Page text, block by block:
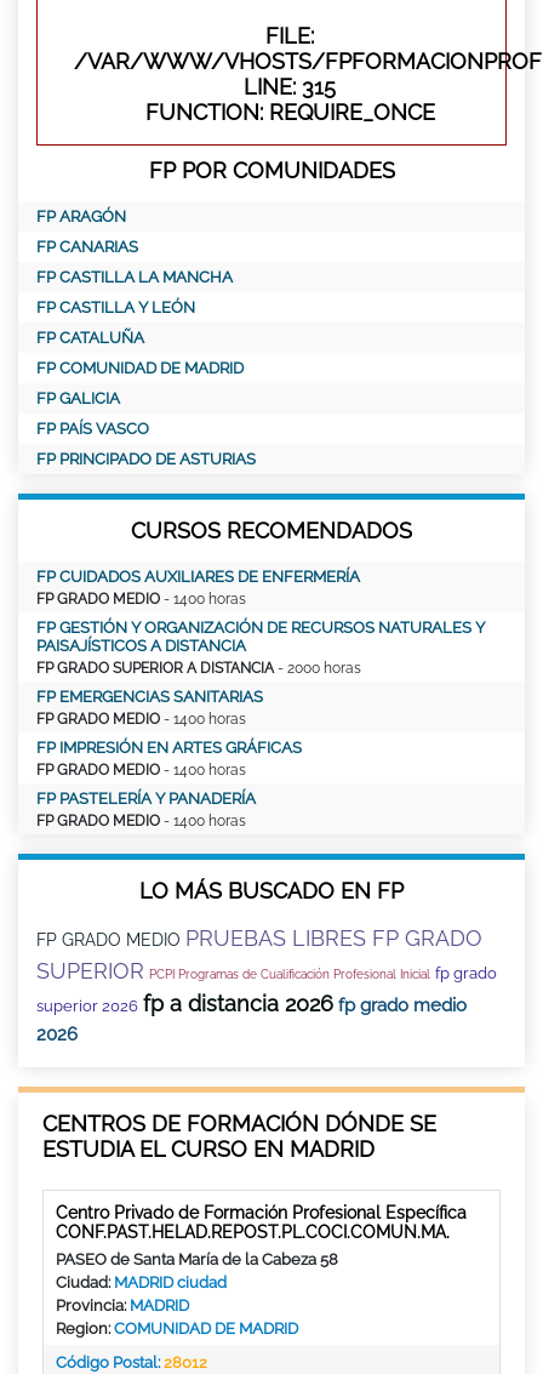
FILE:
/VAR/WWW/VHOSTS/
LINE: 315
FUNCTION: REQUIRE_ONCE
FP POR COMUNIDADES
FP ARAGÓN
FP CANARIAS
FP CASTILLA LA MANCHA
FP CASTILLA Y LEÓN
FP CATALUÑA
FP COMUNIDAD DE MADRID
FP GALICIA
FP PAÍS VASCO
FP PRINCIPADO DE ASTURIAS
CURSOS RECOMENDADOS
FP CUIDADOS AUXILIARES DE ENFERMERÍA
FP GRADO MEDIO - 1400 horas
FP GESTIÓN Y ORGANIZACIÓN DE RECURSOS NATURALES Y
PAISAJÍSTICOS A DISTANCIA
FP GRADO SUPERIOR A DISTANCIA - 2000 horas
FP EMERGENCIAS SANITARIAS
FP GRADO MEDIO - 1400 horas
FP IMPRESIÓN EN ARTES GRÁFICAS
FP GRADO MEDIO - 1400 horas
FP PASTELERÍA Y PANADERÍA
FP GRADO MEDIO - 1400 horas
LO MÁS BUSCADO EN FP
FP GRADO MEDIO PRUEBAS LIBRES FP GRADO
SUPERIOR PCPI Programas de Cualificación Profesional Inicial
fp grado
superior 2026 fp a distancia 2026 fp grado medio
2026
CENTROS DE FORMACIÓN DÓNDE SE
ESTUDIA EL CURSO EN MADRID
Centro Privado de Formación Profesional Específica
CONF.PAST.HELAD.REPOST.PL.COCI.COMUN.MA.
PASEO de Santa María de la Cabeza 58
Ciudad: MADRID ciudad
Provincia: MADRID
Region:COMUNIDAD DE MADRID
Código Postal:28012